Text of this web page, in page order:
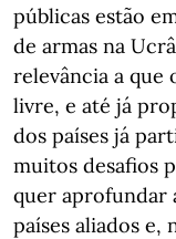
públicas estão
de armas na
relevância a que
livre, e até já
dos países já
muitos desafios
quer aprofundar
países aliados e,